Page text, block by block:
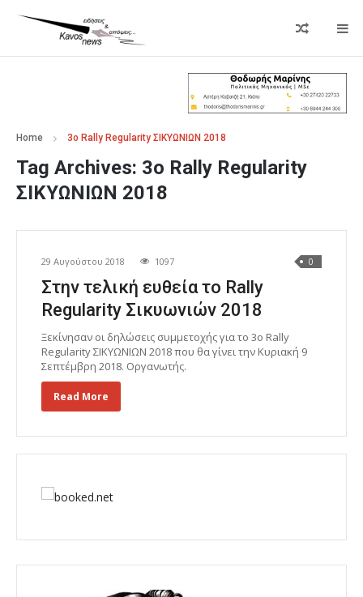
Home 3ο Rally Regularity ΣΙΚΥΩΝΙΩΝ 2018
Tag Archives: 3ο Rally Regularity
ΣΙΚΥΩΝΙΩΝ 2018
29 Αυγούστου 2018 1097 0
Στην τελική ευθεία το Rally
Regularity Σικυωνιών 2018
Ξεκίνησαν οι δηλώσεις συμμετοχής για το 3ο Rally
Regularity ΣΙΚΥΩΝΙΩΝ 2018 που θα γίνει την Κυριακή 9
Σεπτέμβρη 2018. Οργανωτής.
Read More